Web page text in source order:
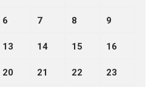
6 7 8 9
13 14 15 16
20 21 22 23